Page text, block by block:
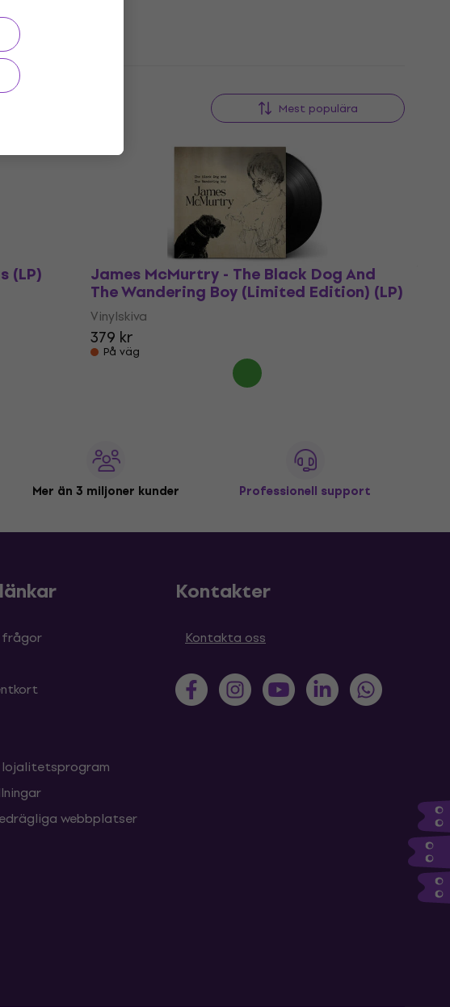
Mest populära
(LP) James McMurtry - The Black Dog And
The Wandering Boy (Limited Edition) (LP)
Vinylskiva
379 kr
På väg
Mer än 3 miljoner kunder Professionell support
frågor
lojalitetsprogram
webbplatser
Kontakter
Kontakta oss